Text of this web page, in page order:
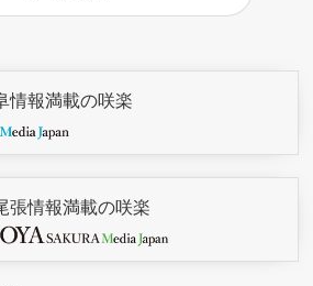
情報満載の咲楽
張情報満載の咲楽